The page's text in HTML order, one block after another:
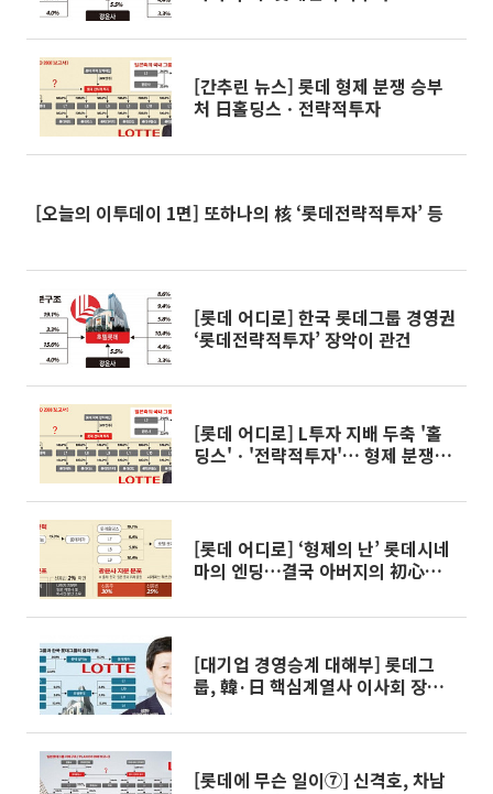
[간추린 뉴스] 롯데 형제 분쟁 승부
처 日홀딩스ㆍ전략적투자
[오늘의 이투데이 1면] 또하나의 核 ‘롯데전략적투자’ 등
[롯데 어디로] 한국 롯데그룹 경영권
‘롯데전략적투자’ 장악이 관건
[롯데 어디로] L투자 지배 두축 '홀
딩스'ㆍ'전략적투자'… 형제 분쟁 승
[롯데 어디로] ‘형제의 난’ 롯데시네
마의 엔딩…결국 아버지의 初心대
[대기업 경영승계 대해부] 롯데그
룹, 韓·日 핵심계열사 이사회 장
[롯데에 무슨 일이⑦] 신격호, 차남